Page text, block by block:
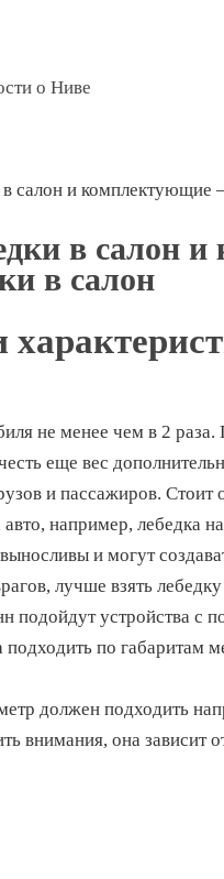
о Ниве
салон и
в салон
в салон
не менее чем в 2 раза.
еще вес
и пассажиров. Стоит
например, лебедка
и могут
лучше взять
подойдут устройства с
подходить по габаритам
должен подходить
внимания, она зависит